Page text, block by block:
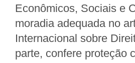
Econômicos, Sociais e
moradia adequada no
Internacional sobre
parte, confere proteção